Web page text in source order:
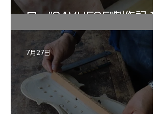
ロ ”SAVUESE"制作記１2
7月27日